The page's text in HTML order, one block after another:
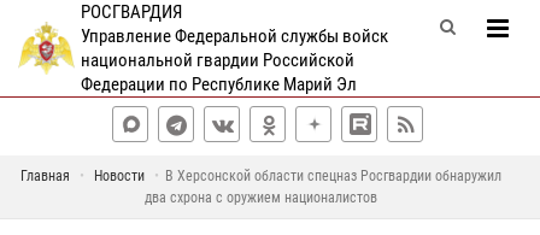
РОСГВАРДИЯ
Управление Федеральной службы войск
национальной гвардии Российской
Федерации по Республике Марий Эл
Главная Новости
В Херсонской области спецназ Росгвардии обнаружил
два схрона с оружием националистов